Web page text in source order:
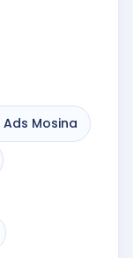
Mosina